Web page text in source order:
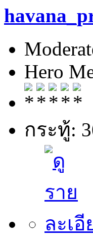
Hero
กระทู้: